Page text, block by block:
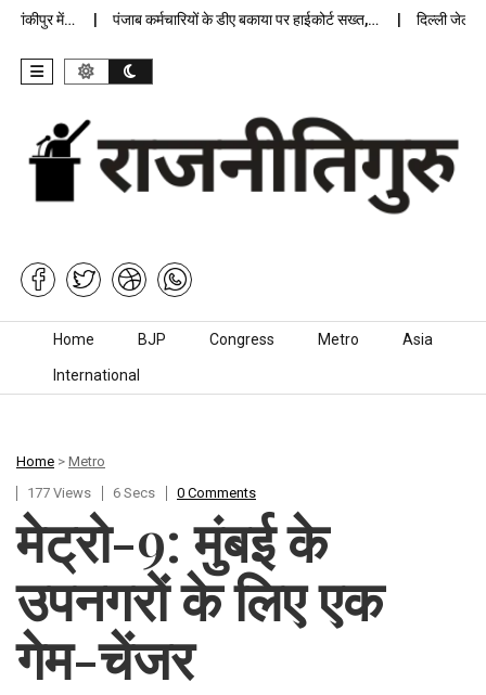
में… पंजाब कर्मचारियों के डीए बकाया पर हाईकोर्ट सख्त,… दिल्ली जेलों में
Skip to content
Home BJP Congress Metro Asia
International
Home > Metro
177 Views
6 Secs 0 Comments
मेट्रो-9: मुंबई के
उपनगरों के लिए एक
गेम-चेंजर